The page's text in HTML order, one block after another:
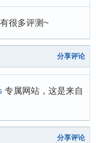
很多评测~
分享评论
专属网站，这是来自
分享评论